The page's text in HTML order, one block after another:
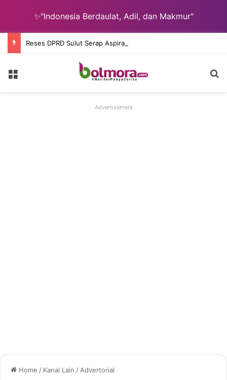
✨"Indonesia Berdaulat, Adil, dan Makmur"
Advertisement
Home / Kanal Lain / Advertorial